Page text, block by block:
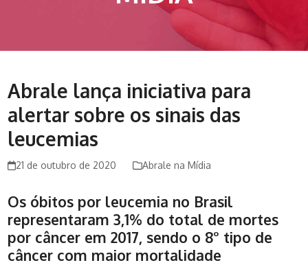
Abrale lança iniciativa para
alertar sobre os sinais das
leucemias
21 de outubro de 2020 Abrale na Mídia
Os óbitos por leucemia no Brasil
representaram 3,1% do total de mortes
por câncer em 2017, sendo o 8° tipo de
câncer com maior mortalidade